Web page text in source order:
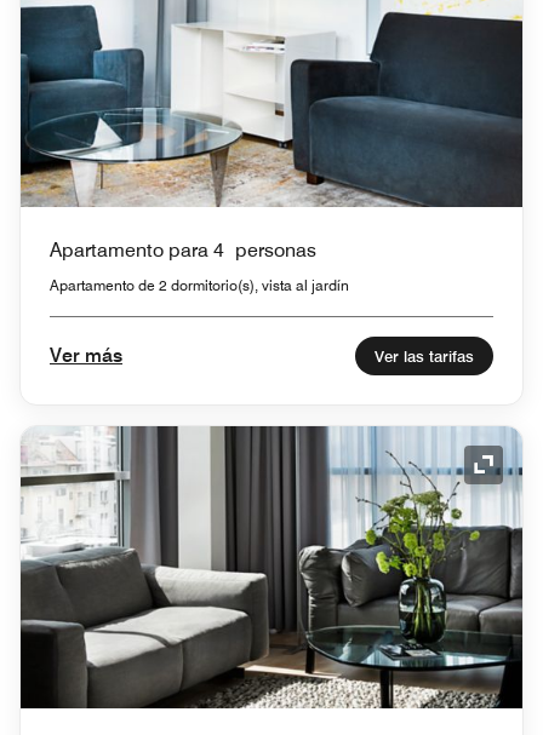
Apartamento para 4 personas
Apartamento de 2 dormitorio(s), vista al jardín
Ver más Ver las tarifas
Icono